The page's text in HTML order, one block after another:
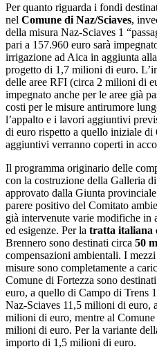
Per quanto riguarda i fondi
nel Comune di Naz/Sciaves,
della misura Naz-Sciaves 1
pari a 157.960 euro sarà
irrigazione ad Aica in aggiunta
progetto di 1,7 milioni di euro.
delle aree RFI (circa 2 milioni di
impegnato anche per le aree già
costi per le misure antirumore
l’appalto e i lavori aggiuntivi
di euro rispetto a quello iniziale
aggiuntivi verranno coperti in
Il programma originario delle
con la costruzione della Galleria
approvato dalla Giunta
parere positivo del Comitato
già intervenute varie modifiche in
ed esigenze. Per la tratta italiana
Brennero sono destinati circa 50
compensazioni ambientali. I
misure sono completamente a
Comune di Fortezza sono
euro, a quello di Campo di Trens
Naz-Sciaves 11,5 milioni di euro,
milioni di euro, mentre al
milioni di euro. Per la variante
importo di 1,5 milioni di euro.